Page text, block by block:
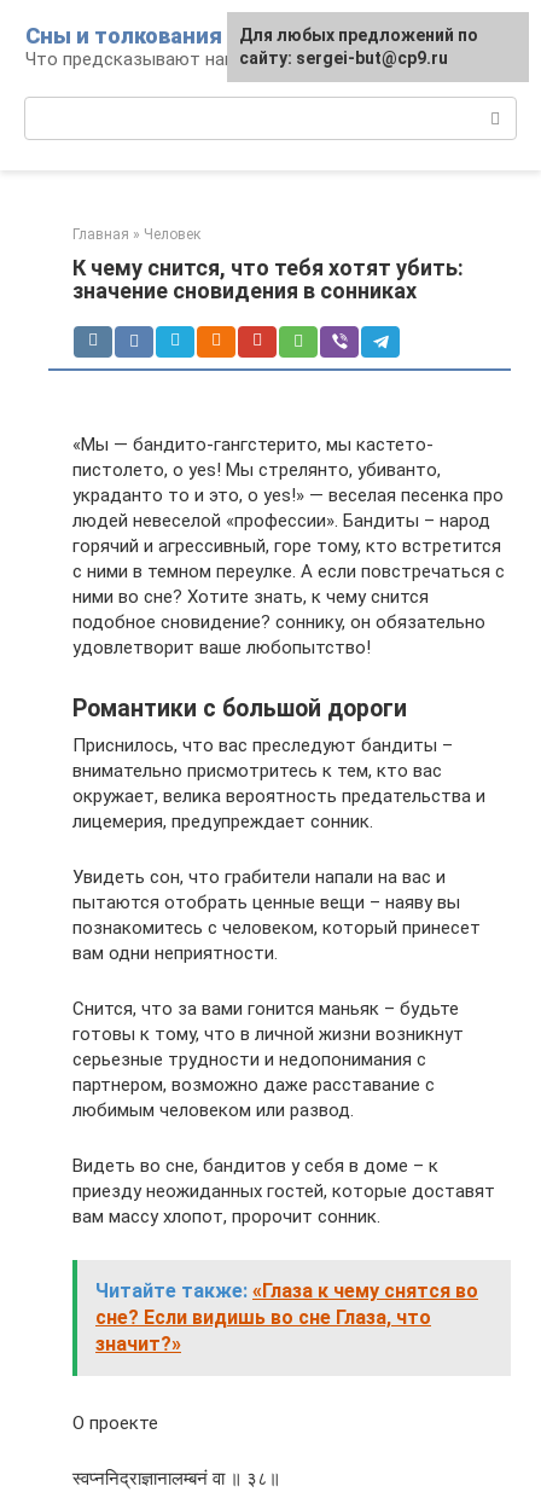
контенту
Сны и толкования
Что предсказывают нам наши сны
Главная » Человек
К чему снится, что тебя хотят убить:
значение сновидения в сонниках
«Мы — бандито-гангстерито, мы кастето-
пистолето, o yes! Мы стрелянто, убиванто,
украданто то и это, o yes!» — веселая песенка про
людей невеселой «профессии». Бандиты – народ
горячий и агрессивный, горе тому, кто встретится
с ними в темном переулке. А если повстречаться с
ними во сне? Хотите знать, к чему снится
подобное сновидение? соннику, он обязательно
удовлетворит ваше любопытство!
Романтики с большой дороги
Приснилось, что вас преследуют бандиты –
внимательно присмотритесь к тем, кто вас
окружает, велика вероятность предательства и
лицемерия, предупреждает сонник.
Увидеть сон, что грабители напали на вас и
пытаются отобрать ценные вещи – наяву вы
познакомитесь с человеком, который принесет
вам одни неприятности.
Снится, что за вами гонится маньяк – будьте
готовы к тому, что в личной жизни возникнут
серьезные трудности и недопонимания с
партнером, возможно даже расставание с
любимым человеком или развод.
Видеть во сне, бандитов у себя в доме – к
приезду неожиданных гостей, которые доставят
вам массу хлопот, пророчит сонник.
Читайте также: «Глаза к чему снятся во
сне? Если видишь во сне Глаза, что
значит?»
О проекте
स्वप्ननिद्राज्ञानालम्बनं वा ॥ ३८॥
Для любых предложений по
сайту: sergei-but@cp9.ru